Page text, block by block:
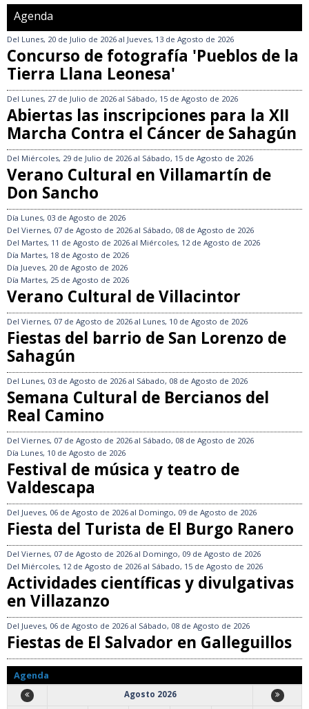
Agenda
Del Lunes, 20 de Julio de 2026 al Jueves, 13 de Agosto de 2026
Concurso de fotografía 'Pueblos de la
Tierra Llana Leonesa'
Del Lunes, 27 de Julio de 2026 al Sábado, 15 de Agosto de 2026
Abiertas las inscripciones para la XII
Marcha Contra el Cáncer de Sahagún
Del Miércoles, 29 de Julio de 2026 al Sábado, 15 de Agosto de 2026
Verano Cultural en Villamartín de
Don Sancho
Día Lunes, 03 de Agosto de 2026
Del Viernes, 07 de Agosto de 2026 al Sábado, 08 de Agosto de 2026
Del Martes, 11 de Agosto de 2026 al Miércoles, 12 de Agosto de 2026
Día Martes, 18 de Agosto de 2026
Día Jueves, 20 de Agosto de 2026
Día Martes, 25 de Agosto de 2026
Verano Cultural de Villacintor
Del Viernes, 07 de Agosto de 2026 al Lunes, 10 de Agosto de 2026
Fiestas del barrio de San Lorenzo de
Sahagún
Del Lunes, 03 de Agosto de 2026 al Sábado, 08 de Agosto de 2026
Semana Cultural de Bercianos del
Real Camino
Del Viernes, 07 de Agosto de 2026 al Sábado, 08 de Agosto de 2026
Día Lunes, 10 de Agosto de 2026
Festival de música y teatro de
Valdescapa
Del Jueves, 06 de Agosto de 2026 al Domingo, 09 de Agosto de 2026
Fiesta del Turista de El Burgo Ranero
Del Viernes, 07 de Agosto de 2026 al Domingo, 09 de Agosto de 2026
Del Miércoles, 12 de Agosto de 2026 al Sábado, 15 de Agosto de 2026
Actividades científicas y divulgativas
en Villazanzo
Del Jueves, 06 de Agosto de 2026 al Sábado, 08 de Agosto de 2026
Fiestas de El Salvador en Galleguillos
Agenda
Agosto 2026